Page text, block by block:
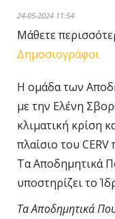
24-05-2024 11:54
Μάθετε
Δημοσιογράφοι
Η ομάδα των
με την Ελένη
κλιματική κρίση
πλαίσιο του
Τα Αποδημητικά
υποστηρίζει το
Τα Αποδημητικά